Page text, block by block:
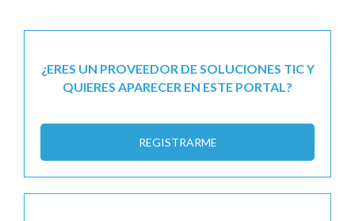
¿ERES UN PROVEEDOR DE SOLUCIONES TIC Y
QUIERES APARECER EN ESTE PORTAL?
REGISTRARME